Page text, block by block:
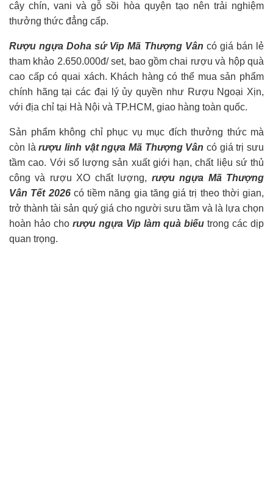
cây chín, vani và gỗ sồi hòa quyện tạo nên trải nghiệm
thưởng thức đẳng cấp.
Rượu ngựa Doha sứ Vip Mã Thượng Vân có giá bán lẻ
tham khảo 2.650.000đ/ set, bao gồm chai rượu và hộp quà
cao cấp có quai xách. Khách hàng có thể mua sản phẩm
chính hãng tại các đại lý ủy quyền như Rượu Ngoại Xịn,
với địa chỉ tại Hà Nội và TP.HCM, giao hàng toàn quốc.
Sản phẩm không chỉ phục vụ mục đích thưởng thức mà
còn làrượu linh vật ngựa Mã Thượng Vân có giá trị sưu
tầm cao. Với số lượng sản xuất giới hạn, chất liệu sứ thủ
công và rượu XO chất lượng, rượu ngựa Mã Thượng
Vân Tết 2026có tiềm năng gia tăng giá trị theo thời gian,
trở thành tài sản quý giá cho người sưu tầm và là lựa chọn
hoàn hảo cho rượu ngựa Vip làm quà biếu trong các dịp
quan trọng.